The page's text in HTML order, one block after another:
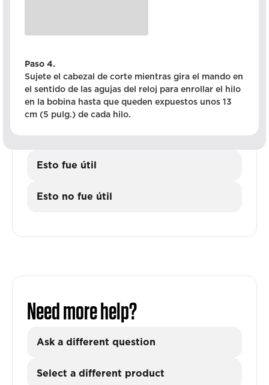
Paso 4.
Sujete el cabezal de corte mientras gira el mando en
el sentido de las agujas del reloj para enrollar el hilo
en la bobina hasta que queden expuestos unos 13
cm (5 pulg.) de cada hilo.
Esto fue útil
Esto no fue útil
Need more help?
Ask a different question
Select a different product